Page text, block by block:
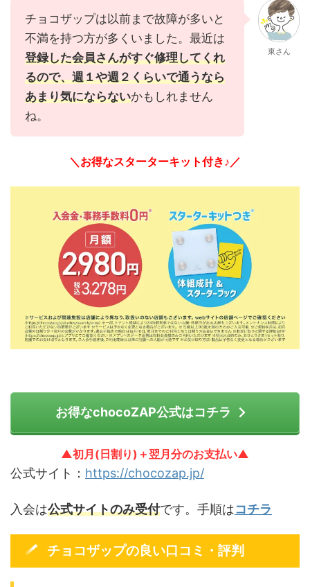
チョコザップは以前まで故障が多いと
不満を持つ方が多くいました。最近は
登録した会員さんがすぐ修理してくれ
るので、週１や週２くらいで通うなら
あまり気にならないかもしれません
ね。
東さん
＼お得なスターターキット付き♪／
お得なchocoZAP公式はコチラ
▲初月(日割り)＋翌月分のお支払い▲
公式サイト： https://chocozap.jp/
入会は公式サイトのみ受付です。手順はコチラ
チョコザップの良い口コミ・評判